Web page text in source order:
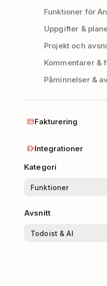
Funktioner för
Uppgifter &
Projekt och
Kommentarer &
Påminnelser &
Fakturering
Integrationer
Kategori
Avsnitt